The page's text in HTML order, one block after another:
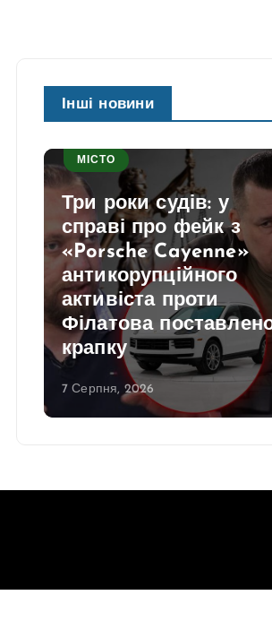
Інші новини
МІСТО
Три роки судів: у
справі про фейк з
«Porsche Cayenne»
антикорупційного
активіста проти
Філатова
крапку
7 Серпня, 2026